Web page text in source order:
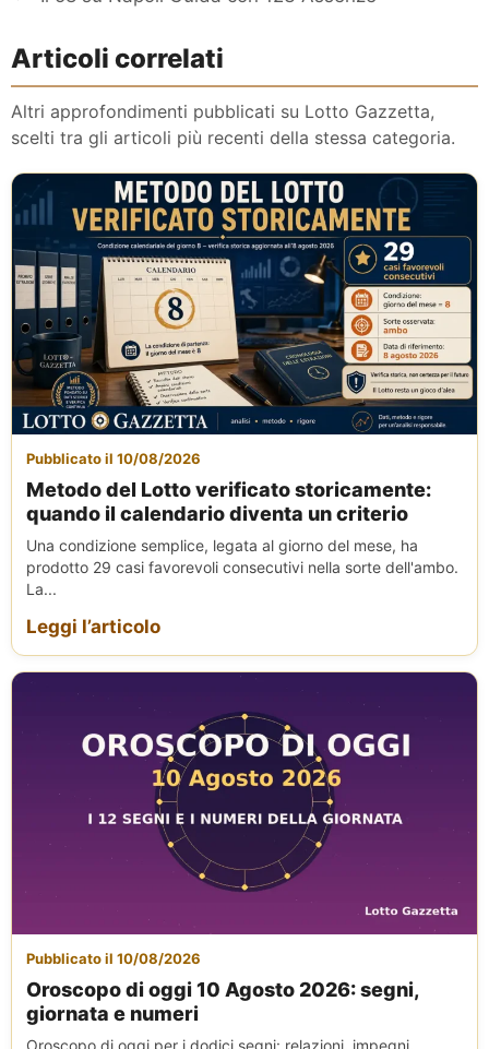
Articoli correlati
Altri approfondimenti pubblicati su Lotto Gazzetta,
scelti tra gli articoli più recenti della stessa categoria.
Pubblicato il 10/08/2026
Metodo del Lotto verificato storicamente:
quando il calendario diventa un criterio
Una condizione semplice, legata al giorno del mese, ha
prodotto 29 casi favorevoli consecutivi nella sorte dell'ambo.
La...
Leggi l’articolo
Pubblicato il 10/08/2026
Oroscopo di oggi 10 Agosto 2026: segni,
giornata e numeri
Oroscopo di oggi per i dodici segni: relazioni, impegni,